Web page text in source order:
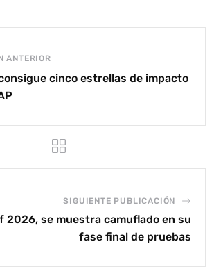
ANTERIOR
cinco estrellas de impacto
SIGUIENTE PUBLICACIÓN
2026, se muestra camuflado en su
fase final de pruebas